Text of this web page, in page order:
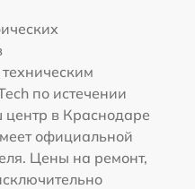
по истечении
в Краснодаре
официальной
Цены на ремонт,